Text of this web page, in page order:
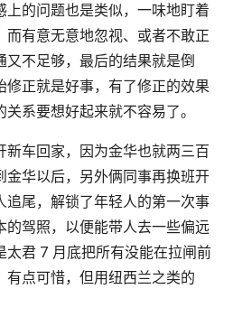
上的问题也是类似，一味地盯着
而有意无意地忽视、或者不敢正
不足够，最后的结果就是倒
修正就是好事，有了修正的效果
系要想好起来就不容易了。
新车回家，因为金华也就两三百
金华以后，另外俩同事再换班开
追尾，解锁了年轻人的第一次事
的驾照，以便能带人去一些偏远
太君 7 月底把所有没能在拉闸前
有点可惜，但用纽西兰之类的